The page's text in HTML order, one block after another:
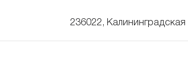
236022, Калининградская